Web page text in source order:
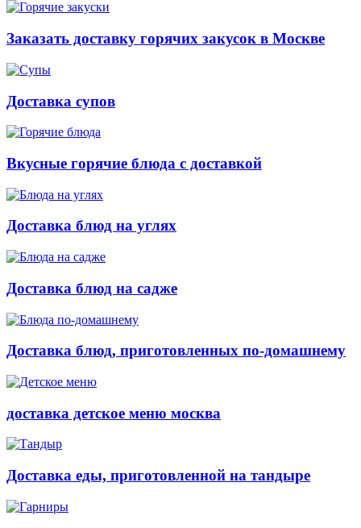
Заказать доставку горячих закусок в Москве
Доставка супов
Вкусные горячие блюда с доставкой
Доставка блюд на углях
Доставка блюд на садже
Доставка блюд, приготовленных по-домашнему
доставка детское меню москва
Доставка еды, приготовленной на тандыре